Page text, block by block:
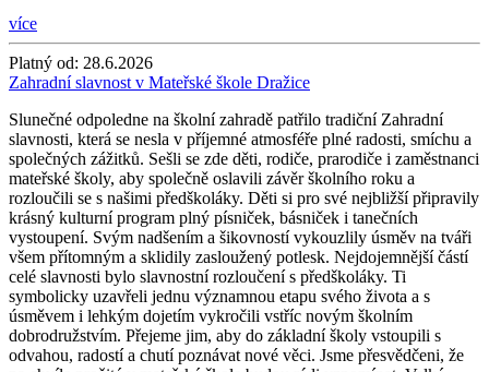
více
Platný od: 28.6.2026
Zahradní slavnost v Mateřské škole Dražice
Slunečné odpoledne na školní zahradě patřilo tradiční Zahradní
slavnosti, která se nesla v příjemné atmosféře plné radosti, smíchu a
společných zážitků. Sešli se zde děti, rodiče, prarodiče i zaměstnanci
mateřské školy, aby společně oslavili závěr školního roku a
rozloučili se s našimi předškoláky. Děti si pro své nejbližší připravily
krásný kulturní program plný písniček, básniček i tanečních
vystoupení. Svým nadšením a šikovností vykouzlily úsměv na tváři
všem přítomným a sklidily zasloužený potlesk. Nejdojemnější částí
celé slavnosti bylo slavnostní rozloučení s předškoláky. Ti
symbolicky uzavřeli jednu významnou etapu svého života a s
úsměvem i lehkým dojetím vykročili vstříc novým školním
dobrodružstvím. Přejeme jim, aby do základní školy vstoupili s
odvahou, radostí a chutí poznávat nové věci. Jsme přesvědčeni, že